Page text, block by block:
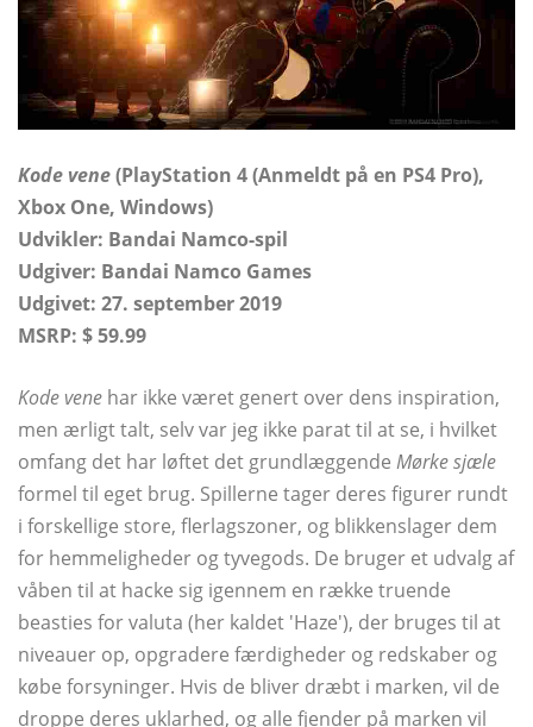
Kode vene(PlayStation 4 (Anmeldt på en PS4 Pro),
Xbox One, Windows)
Udvikler: Bandai Namco-spil
Udgiver: Bandai Namco Games
Udgivet: 27. september 2019
MSRP: $ 59.99
Kode vene har ikke været genert over dens inspiration,
men ærligt talt, selv var jeg ikke parat til at se, i hvilket
omfang det har løftet det grundlæggende Mørke sjæle
formel til eget brug. Spillerne tager deres figurer rundt
i forskellige store, flerlagszoner, og blikkenslager dem
for hemmeligheder og tyvegods. De bruger et udvalg af
våben til at hacke sig igennem en række truende
beasties for valuta (her kaldet 'Haze'), der bruges til at
niveauer op, opgradere færdigheder og redskaber og
købe forsyninger. Hvis de bliver dræbt i marken, vil de
droppe deres uklarhed, og alle fjender på marken vil